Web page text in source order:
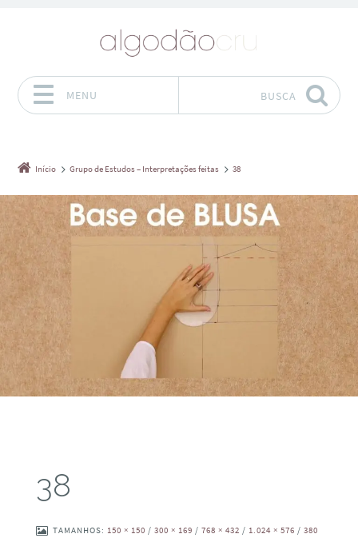
MENU BUSCA
Início Grupo de Estudos – Interpretações feitas 38
38
TAMANHOS: 150 × 150 / 300 × 169 / 768 × 432 / 1.024 × 576 / 380